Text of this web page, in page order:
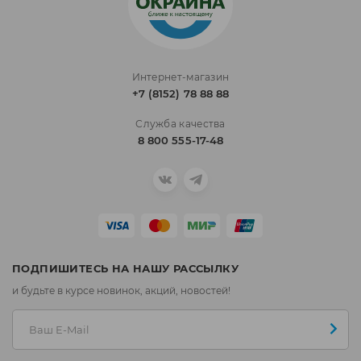
Интернет-магазин
+7 (8152) 78 88 88
Служба качества
8 800 555-17-48
ПОДПИШИТЕСЬ НА НАШУ РАССЫЛКУ
и будьте в курсе новинок, акций, новостей!